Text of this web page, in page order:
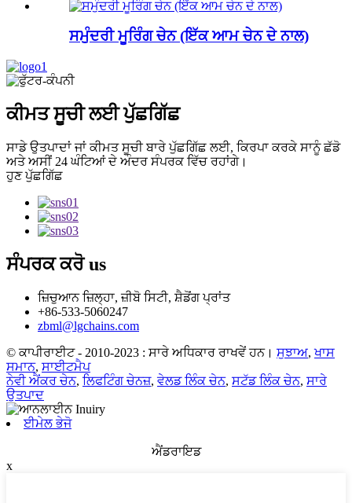
ਸਮੁੰਦਰੀ ਮੂਰਿੰਗ ਚੇਨ (ਇੱਕ ਆਮ ਚੇਨ ਦੇ ਨਾਲ)
ਕੀਮਤ ਸੂਚੀ ਲਈ ਪੁੱਛਗਿੱਛ
ਸਾਡੇ ਉਤਪਾਦਾਂ ਜਾਂ ਕੀਮਤ ਸੂਚੀ ਬਾਰੇ ਪੁੱਛਗਿੱਛ ਲਈ, ਕਿਰਪਾ ਕਰਕੇ ਸਾਨੂੰ ਛੱਡੋ
ਅਤੇ ਅਸੀਂ 24 ਘੰਟਿਆਂ ਦੇ ਅੰਦਰ ਸੰਪਰਕ ਵਿੱਚ ਰਹਾਂਗੇ।
ਹੁਣ ਪੁੱਛਗਿੱਛ
ਸੰਪਰਕ ਕਰੋus
ਜ਼ਿਚੁਆਨ ਜ਼ਿਲ੍ਹਾ, ਜ਼ੀਬੋ ਸਿਟੀ, ਸ਼ੈਡੋਂਗ ਪ੍ਰਾਂਤ
+86-533-5060247
zbml@lgchains.com
© ਕਾਪੀਰਾਈਟ - 2010-2023 : ਸਾਰੇ ਅਧਿਕਾਰ ਰਾਖਵੇਂ ਹਨ। ਸੁਝਾਅ,ਖਾਸ
ਸਮਾਨ, ਸਾਈਟਮੈਪ
ਨੇਵੀ ਐਂਕਰ ਚੇਨ, ਲਿਫਟਿੰਗ ਚੇਨਜ਼, ਵੇਲਡ ਲਿੰਕ ਚੇਨ, ਸਟੱਡ ਲਿੰਕ ਚੇਨ, ਸਾਰੇ
ਉਤਪਾਦ
ਈਮੇਲ ਭੇਜੋ
ਐਂਡਰਾਇਡ
x